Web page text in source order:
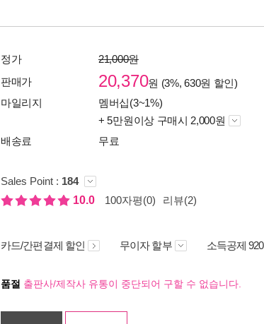
정가
21,000원
판매가
20,370원 (3%, 630원 할인)
마일리지
멤버십(3~1%)
+ 5만원이상 구매시 2,000원
배송료
무료
Sales Point : 184
10.0
100자평(0) 리뷰(2)
카드/간편결제 할인 무이자 할부 소득공제
품절 출판사/제작사 유통이 중단되어 구할 수 없습니다.